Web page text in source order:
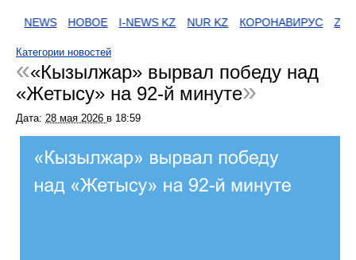
NEWS НОВОЕ I-NEWS KZ NUR KZ КОРОНАВИРУС
Категории новостей
«Кызылжар» вырвал победу над
«Жетысу» на 92-й минуте
Дата: 28 мая 2026 в 18:59